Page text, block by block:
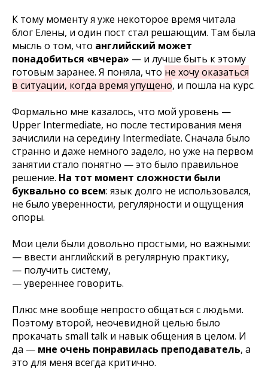
К тому моменту я уже некоторое время читала
блог Елены, и один пост стал решающим. Там была
мысль о том, что английский может
понадобиться «вчера» — и лучше быть к этому
готовым заранее. Я поняла, что не хочу оказаться
в ситуации, когда время упущено, и пошла на курс.
Формально мне казалось, что мой уровень —
Upper Intermediate, но после тестирования меня
зачислили на середину Intermediate. Сначала было
странно и даже немного задело, но уже на первом
занятии стало понятно — это было правильное
решение. На тот момент сложности были
буквально со всем: язык долго не использовался,
не было уверенности, регулярности и ощущения
опоры.
Мои цели были довольно простыми, но важными:
— ввести английский в регулярную практику,
— получить систему,
— увереннее говорить.
Плюс мне вообще непросто общаться с людьми.
Поэтому второй, неочевидной целью было
прокачать small talk и навык общения в целом. И
да — мне очень понравилась преподаватель, а
это для меня всегда критично.